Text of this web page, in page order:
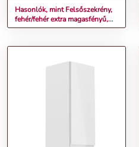
Hasonlók, mint Felsőszekrény,
fehér/fehér extra magasfényű,
balos, AURORA G40